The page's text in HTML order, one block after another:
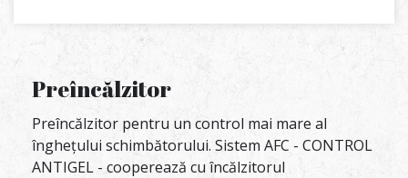
Preîncălzitor
Preîncălzitor pentru un control mai mare al
înghețului schimbătorului. Sistem AFC - CONTROL
ANTIGEL - cooperează cu încălzitorul